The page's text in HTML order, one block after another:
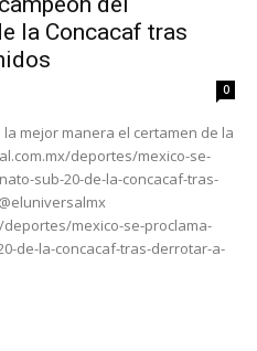
la Concacaf tras
0
mejor manera el certamen de la
deportes/mexico-se-
sub-20-de-la-concacaf-tras-
mexico-se-proclama-
de-la-concacaf-tras-derrotar-a-